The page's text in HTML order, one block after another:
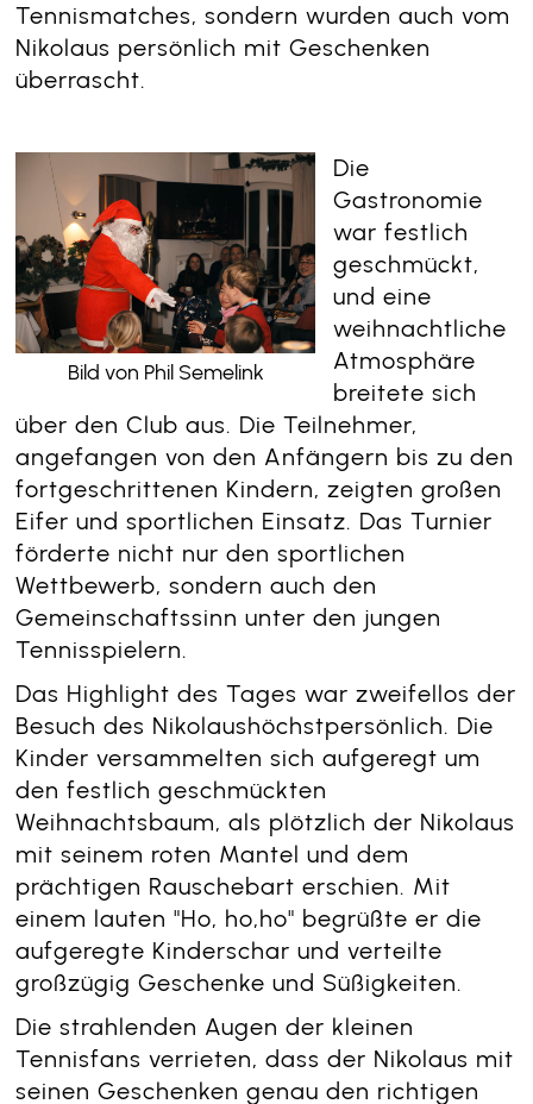
Tennismatches, sondern wurden auch vom
Nikolaus persönlich mit Geschenken
überrascht.
Bild von Phil Semelink
Die
Gastronomie
war festlich
geschmückt,
und eine
weihnachtliche
Atmosphäre
breitete sich
über den Club aus. Die Teilnehmer,
angefangen von den Anfängern bis zu den
fortgeschrittenen Kindern, zeigten großen
Eifer und sportlichen Einsatz. Das Turnier
förderte nicht nur den sportlichen
Wettbewerb, sondern auch den
Gemeinschaftssinn unter den jungen
Tennisspielern.
Das Highlight des Tages war zweifellos der
Besuch des Nikolaushöchstpersönlich. Die
Kinder versammelten sich aufgeregt um
den festlich geschmückten
Weihnachtsbaum, als plötzlich der Nikolaus
mit seinem roten Mantel und dem
prächtigen Rauschebart erschien. Mit
einem lauten "Ho, ho,ho" begrüßte er die
aufgeregte Kinderschar und verteilte
großzügig Geschenke und Süßigkeiten.
Die strahlenden Augen der kleinen
Tennisfans verrieten, dass der Nikolaus mit
seinen Geschenken genau den richtigen